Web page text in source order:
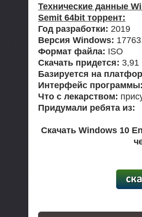
Технические данные
Semit 64bit торрент:
Год разработки: 2019
Версия Windows:
Формат файла: ISO
Скачать придется: 3,91
Базируется на
Интерфейс
Что с лекарством:
Придумали ребята из:
Скачать Windows 10